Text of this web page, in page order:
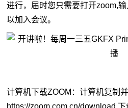
进行，届时您只需要打开zoom,
以加入会议。
计算机下载ZOOM：计算机复制
https://zoom.com.cn/download